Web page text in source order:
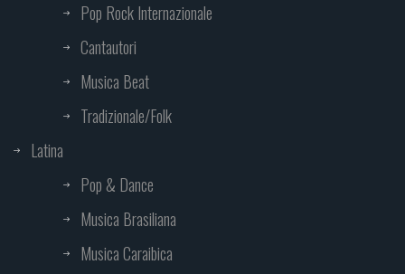
Pop Rock Internazionale
Cantautori
Musica Beat
Tradizionale/Folk
Latina
Pop & Dance
Musica Brasiliana
Musica Caraibica